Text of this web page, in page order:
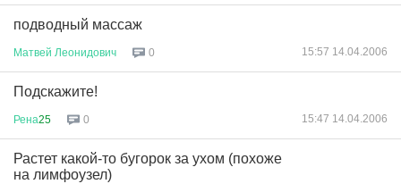
подводный массаж
Матвей Леонидович 0 15:57 14.04.2006
Подскажите!
Рена25 0 15:47 14.04.2006
Растет какой-то бугорок за ухом (похоже
на лимфоузел)